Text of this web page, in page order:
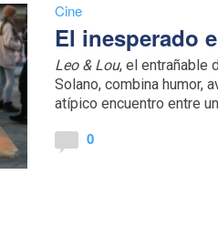
Cine
El inesperado
Leo & Lou, el entrañable
Solano, combina humor,
atípico encuentro entre
0